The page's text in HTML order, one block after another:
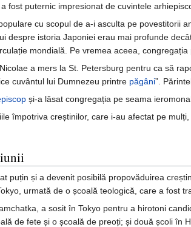
fost puternic impresionat de cuvintele
cu scopul de a-i asculta pe povestitorii
despre istoria Japoniei erau mai profunde
mondială. Pe vremea aceea,
a mers la St. Petersburg pentru ca să
cuvântul lui Dumnezeu printre păgâni”.
și-a lăsat congregația pe seama
împotriva creștinilor, care i-au afectat pe
puțin și a devenit posibilă propovăduirea
urmată de o școală teologică, care a fost
a sosit în Tokyo pentru a hirotoni
de fete și o școală de preoți; și două școli în